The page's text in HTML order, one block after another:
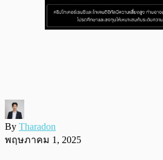
By Tharadon
พฤษภาคม 1, 2025